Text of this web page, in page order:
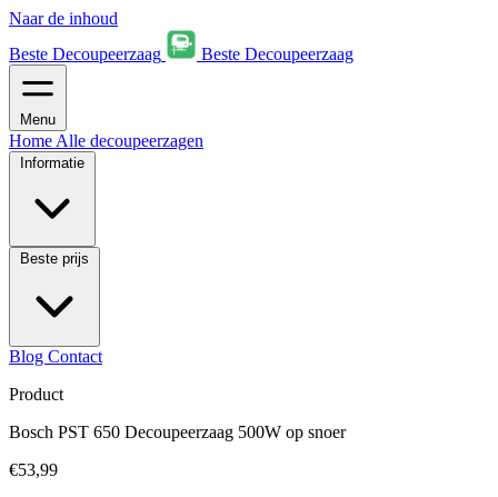
Naar de inhoud
Beste Decoupeerzaag
Beste Decoupeerzaag
Menu
Home Alle decoupeerzagen
Informatie
Beste prijs
Blog Contact
Product
Bosch PST 650 Decoupeerzaag 500W op snoer
€53,99